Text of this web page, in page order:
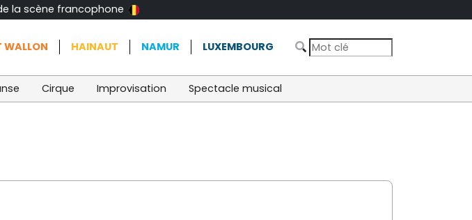
la scène francophone
WALLON HAINAUT NAMUR LUXEMBOURG
Cirque Improvisation Spectacle musical